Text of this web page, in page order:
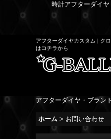
時計アフターダイ
アフターダイヤカスタム | ク
はコチラから
アフターダイヤ・ブラン
ホーム > お問い合わせ